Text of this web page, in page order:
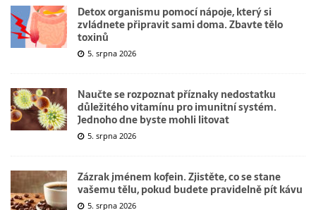
Detox organismu pomocí nápoje, který si
zvládnete připravit sami doma. Zbavte tělo
toxinů
5. srpna 2026
Naučte se rozpoznat příznaky nedostatku
důležitého vitamínu pro imunitní systém.
Jednoho dne byste mohli litovat
5. srpna 2026
Zázrak jménem kofein. Zjistěte, co se stane
vašemu tělu, pokud budete pravidelně pít kávu
5. srpna 2026